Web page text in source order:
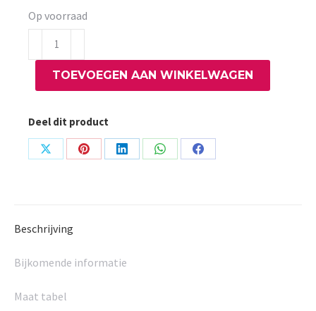
Op voorraad
natuur
hotpantsTOEVOEGEN AAN WINKELWAGEN
Deel dit product
Share
Share
Share
Share
Share
Beschrijving
Bijkomende informatie
Maat tabel